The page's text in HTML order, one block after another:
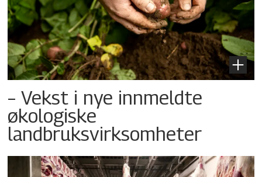
– Vekst i nye innmeldte
økologiske
landbruksvirksomheter